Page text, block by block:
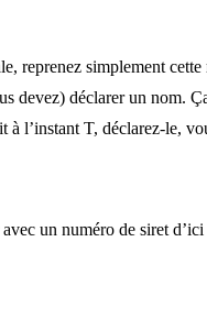
reprenez simplement
devez) déclarer un nom.
l’instant T, déclarez-le,
un numéro de siret